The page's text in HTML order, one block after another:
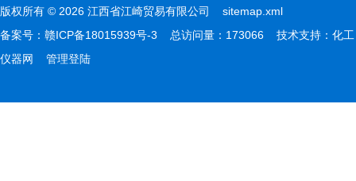
版权所有 © 2026 江西省江崎贸易有限公司 sitemap.xml
备案号： 赣ICP备18015939号-3 总访问量：173066 技术支持： 化工
仪器网
管理登陆